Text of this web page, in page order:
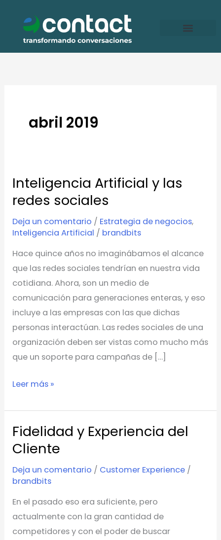
contenido
abril 2019
Inteligencia Artificial y las
redes sociales
Deja un comentario / Estrategia de negocios,
Inteligencia Artificial / brandbits
Hace quince años no imaginábamos el alcance
que las redes sociales tendrían en nuestra vida
cotidiana. Ahora, son un medio de
comunicación para generaciones enteras, y eso
incluye a las empresas con las que dichas
personas interactúan. Las redes sociales de una
organización deben ser vistas como mucho más
que un soporte para campañas de […]
Inteligencia
Artificial
las
redes
sociales
Leer más »
Fidelidad y Experiencia del
Cliente
Deja un comentario / Customer Experience /
brandbits
En el pasado eso era suficiente, pero
actualmente con la gran cantidad de
competidores y con el poder de buscar
Fidelidad
y
del